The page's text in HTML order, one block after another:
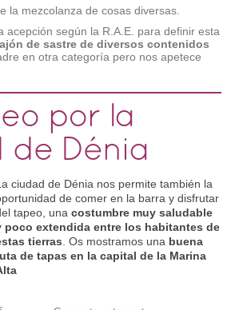
la mezcolanza de cosas diversas.
acepción según la R.A.E. para definir esta
de sastre de diversos contenidos
en otra categoría pero nos apetece
por la
de Dénia
ciudad de Dénia nos permite también la
de comer en la barra y disfrutar
tapeo, unacostumbre muy saludable
poco extendida entre los habitantes de
tierras . Os mostramos una buena
de tapas en la capital de la Marina